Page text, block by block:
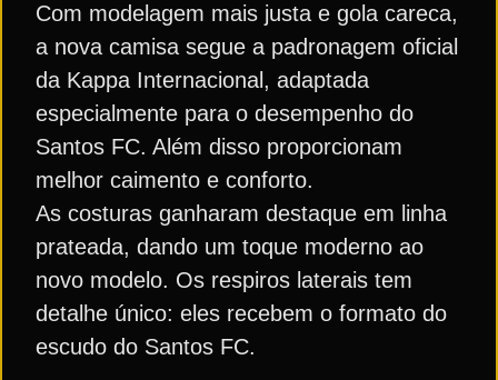
Com modelagem mais justa e gola careca,
a nova camisa segue a padronagem oficial
da Kappa Internacional, adaptada
especialmente para o desempenho do
Santos FC. Além disso proporcionam
melhor caimento e conforto.
As costuras ganharam destaque em linha
prateada, dando um toque moderno ao
novo modelo. Os respiros laterais tem
detalhe único: eles recebem o formato do
escudo do Santos FC.